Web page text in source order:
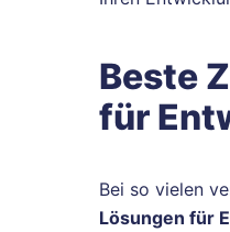
Beste
für
Bei so vielen
Lösungen für